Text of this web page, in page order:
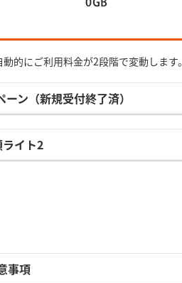
的にご利用料金が2段階で変動します。
ン（新規受付終了済）
イト2
事項